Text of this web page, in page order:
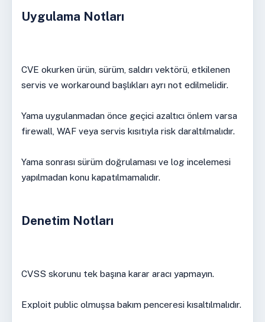
Uygulama Notları
CVE okurken ürün, sürüm, saldırı vektörü, etkilenen
servis ve workaround başlıkları ayrı not edilmelidir.
Yama uygulanmadan önce geçici azaltıcı önlem varsa
firewall, WAF veya servis kısıtıyla risk daraltılmalıdır.
Yama sonrası sürüm doğrulaması ve log incelemesi
yapılmadan konu kapatılmamalıdır.
Denetim Notları
CVSS skorunu tek başına karar aracı yapmayın.
Exploit public olmuşsa bakım penceresi kısaltılmalıdır.